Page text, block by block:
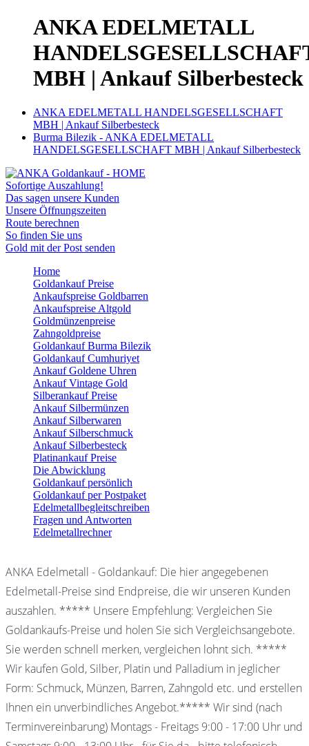
ANKA EDELMETALL
MBH | Ankauf Silberbesteck
ANKA EDELMETALL HANDELSGESELLSCHAFT
MBH | Ankauf Silberbesteck
Burma Bilezik - ANKA EDELMETALL
HANDELSGESELLSCHAFT MBH | Ankauf Silberbesteck
Sofortige Auszahlung!
Das sagen unsere Kunden
Unsere Öffnungszeiten
Route berechnen
So finden Sie uns
Gold mit der Post senden
Home
Goldankauf Preise
Ankaufspreise Goldbarren
Ankaufspreise Altgold
Goldmünzenpreise
Zahngoldpreise
Goldankauf Burma Bilezik
Goldankauf Cumhuriyet
Ankauf Goldene Uhren
Ankauf Vintage Gold
Silberankauf Preise
Ankauf Silbermünzen
Ankauf Silberwaren
Ankauf Silberschmuck
Ankauf Silberbesteck
Platinankauf Preise
Die Abwicklung
Goldankauf persönlich
Goldankauf per Postpaket
Edelmetallbegleitschreiben
Fragen und Antworten
Edelmetallrechner
ANKA Edelmetall - Goldankauf: Die hier angegebenen
Edelmetall-Preise sind Endpreise, die wir unseren Kunden
auszahlen. ***** Unsere Empfehlung: Vergleichen Sie
Goldankaufs-Preise und holen Sie sich Vergleichsangebote.
Sie werden schnell merken, vergleichen lohnt sich. *****
Wir kaufen Gold, Silber, Platin und Palladium in jeglicher
Form: Schmuck, Münzen, Barren, Zahngold etc. und erstellen
Ihnen ein unverbindliches Angebot.***** Wir sind (nach
Terminvereinbarung) Montags - Freitags 9:00 - 17:00 Uhr und